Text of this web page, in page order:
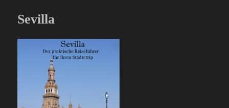
Sevilla